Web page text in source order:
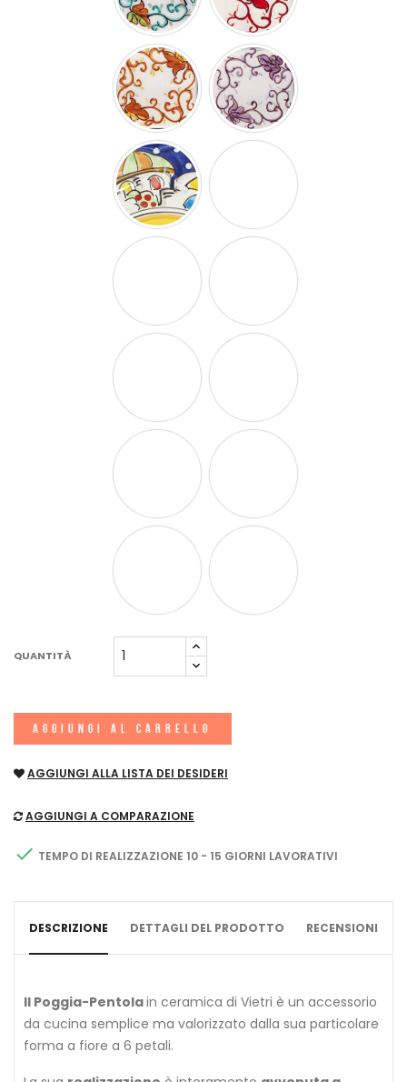
QUANTITÀ
AGGIUNGI AL CARRELLO
AGGIUNGI ALLA LISTA DEI DESIDERI
AGGIUNGI A COMPARAZIONE
 TEMPO DI REALIZZAZIONE 10 - 15 GIORNI LAVORATIVI
DESCRIZIONE DETTAGLI DEL PRODOTTO RECENSIONI
Il Poggia-Pentolain ceramica di Vietri è un accessorio
da cucina semplice ma valorizzato dalla sua particolare
forma a fiore a 6 petali.